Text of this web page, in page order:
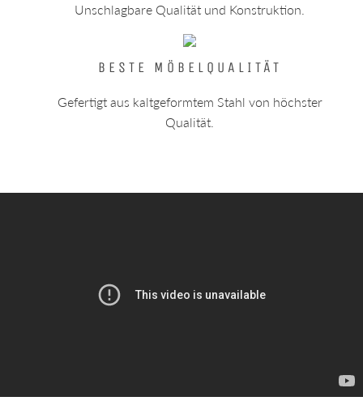
Unschlagbare Qualität und Konstruktion.
BESTE MÖBELQUALITÄT
Gefertigt aus kaltgeformtem Stahl von höchster
Qualität.